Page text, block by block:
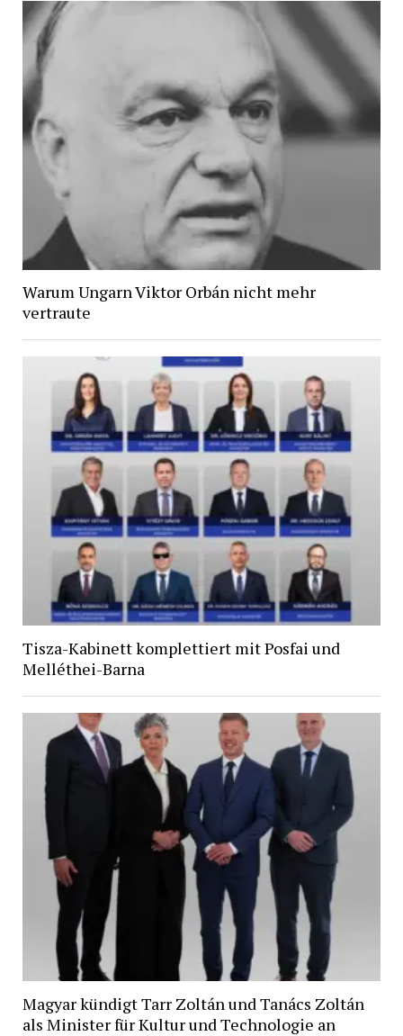
Warum Ungarn Viktor Orbán nicht mehr
vertraute
Tisza-Kabinett komplettiert mit Posfai und
Melléthei-Barna
Magyar kündigt Tarr Zoltán und Tanács Zoltán
als Minister für Kultur und Technologie an